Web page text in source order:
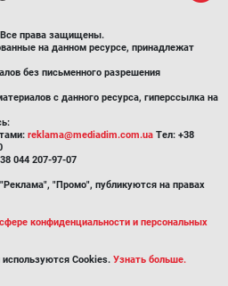
права защищены.
на данном ресурсе, принадлежат
без письменного разрешения
с данного ресурса, гиперссылка на
reklama@mediadim.com.ua Тел: +38
044 207-97-07
"Промо", публикуются на правах
конфиденциальности и персональных
Cookies. Узнать больше.